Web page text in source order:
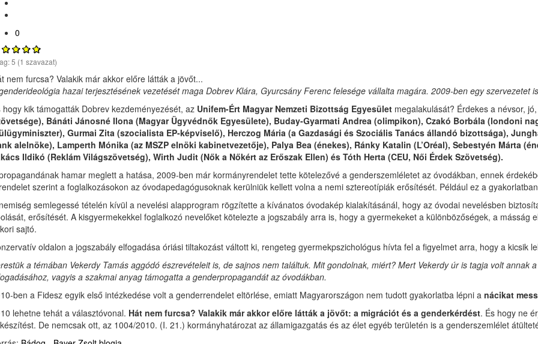
0
5 (1 szavazat)
nem furcsa? Valakik már akkor előre látták a jövőt...
hazai terjesztésének vezetését maga Dobrev Klára, Gyurcsány Ferenc felesége vállalta magára. 2009-ben egy szervezetet
hogy kik támogatták Dobrev kezdeményezését, az Unifem-Ért Magyar Nemzeti Bizottság Egyesület megalakulását? Érdekes a névsor,
Bánáti Jánosné Ilona (Magyar Ügyvédnők Egyesülete), Buday-Gyarmati Andrea (olimpikon), Czakó Borbála (londoni
Gurmai Zita (szocialista EP-képviselő), Herczog Mária (a Gazdasági és Szociális Tanács állandó bizottsága),
alelnöke), Lamperth Mónika (az MSZP elnöki kabinetvezetője), Palya Bea (énekes), Ránky Katalin (L’Oréal), Sebestyén Márta
Ildikó (Reklám Világszövetség), Wirth Judit (Nők a Nőkért az Erőszak Ellen) és Tóth Herta (CEU, Női Érdek Szövetség).
hamar meglett a hatása, 2009-ben már kormányrendelet tette kötelezővé a genderszemléletet az óvodákban, ennek
szerint a foglalkozásokon az óvodapedagógusoknak kerülniük kellett volna a nemi sztereotípiák erősítését. Például ez a
semlegessé tételén kívül a nevelési alapprogram rögzítette a kívánatos óvodakép kialakításánál, hogy az óvodai nevelésben
erősítését. A kisgyermekekkel foglalkozó nevelőket kötelezte a jogszabály arra is, hogy a gyermekeket a különbözőségek, a
sajtó.
oldalon a jogszabály elfogadása óriási tiltakozást váltott ki, rengeteg gyermekpszichológus hívta fel a figyelmet arra, hogy a kicsik
a témában Vekerdy Tamás aggódó észrevételeit is, de sajnos nem találtuk. Mit gondolnak, miért? Mert Vekerdy úr is tagja volt annak
vagyis a szakmai anyag támogatta a genderpropagandát az óvodákban.
ben a Fidesz egyik első intézkedése volt a genderrendelet eltörlése, emiatt Magyarországon nem tudott gyakorlatba lépni a nácikat
lehetne tehát a választóvonal. Hát nem furcsa? Valakik már akkor előre látták a jövőt: a migrációt és a genderkérdést. És hogy ne
De nemcsak ott, az 1004/2010. (I. 21.) kormányhatározat az államigazgatás és az élet egyéb területén is a genderszemlélet